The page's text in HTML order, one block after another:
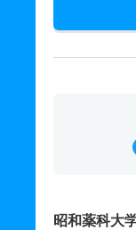
昭和薬科大